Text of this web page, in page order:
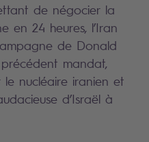
de négocier la
en 24 heures, l’Iran
de Donald
mandat,
nucléaire iranien et
d’Israël à